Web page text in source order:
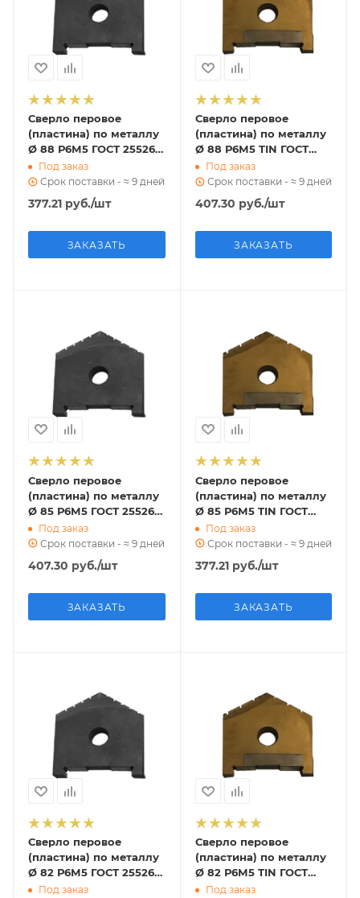
Сверло перовое
(пластина) по металлу
Ø 88 Р6М5 ГОСТ 25526-
82 (2000-1259)
Под заказ
Срок поставки - ≈ 9 дней
377.21 руб./шт
ЗАКАЗАТЬ
Сверло перовое
(пластина) по металлу
Ø 88 Р6М5 TIN ГОСТ
25526-82 (2000-1259)
Под заказ
Срок поставки - ≈ 9 дней
407.30 руб./шт
ЗАКАЗАТЬ
Сверло перовое
(пластина) по металлу
Ø 85 Р6М5 ГОСТ 25526-
82 (2000-1258)
Под заказ
Срок поставки - ≈ 9 дней
407.30 руб./шт
ЗАКАЗАТЬ
Сверло перовое
(пластина) по металлу
Ø 85 Р6М5 TIN ГОСТ
25526-82 (2000-1258)
Под заказ
Срок поставки - ≈ 9 дней
377.21руб./шт
ЗАКАЗАТЬ
Сверло перовое
(пластина) по металлу
Ø 82 Р6М5 ГОСТ 25526-
82 (2000-1257)
Под заказ
Сверло перовое
(пластина) по металлу
Ø 82 Р6М5 TIN ГОСТ
25526-82 (2000-1257)
Под заказ